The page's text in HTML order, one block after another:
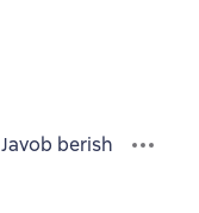
Javob berish